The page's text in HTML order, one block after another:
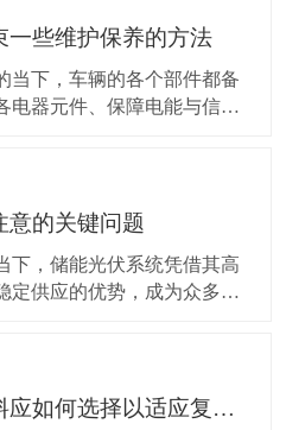
一些维护保养的方法
当下，车辆的各个部件都备
电器元件、保障电能与信号
能延长其使用寿命。 日常
觑。平稳驾驶是维护线束
意的关键问题
下，储能光伏系统凭借其高
定供应的优势，成为众多领
线束时，有许多问题需要
作至关重要。在开始安装前
新能源电动车线束材料应如何选择以适应复杂的环境温度范围？